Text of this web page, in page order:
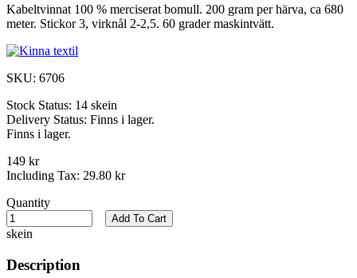
Kabeltvinnat 100 % merciserat bomull. 200 gram per härva, ca 680
meter. Stickor 3, virknål 2-2,5. 60 grader maskintvätt.
SKU: 6706
Stock Status: 14 skein
Delivery Status: Finns i lager.
Finns i lager.
149 kr
Including Tax: 29.80 kr
Quantity
skein
Add To Cart
Description